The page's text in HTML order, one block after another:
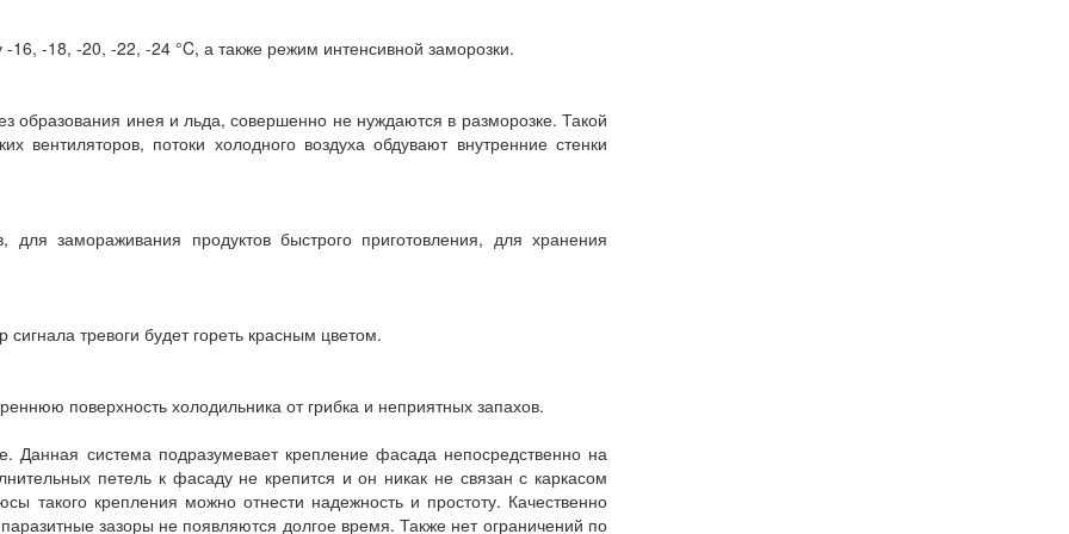
-18, -20, -22, -24 °C, а также режим интенсивной заморозки.
образования инея и льда, совершенно не нуждаются в разморозке. Такой
вентиляторов, потоки холодного воздуха обдувают внутренние стенки
для замораживания продуктов быстрого приготовления, для хранения
тревоги будет гореть красным цветом.
поверхность холодильника от грибка и неприятных запахов.
Данная система подразумевает крепление фасада непосредственно на
петель к фасаду не крепится и он никак не связан с каркасом
такого крепления можно отнести надежность и простоту. Качественно
зазоры не появляются долгое время. Также нет ограничений по